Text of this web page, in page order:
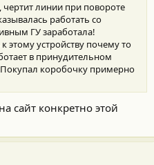
чертит линии при повороте
работать со
ГУ заработала!
устройству почему то
в принудительном
коробочку примерно
сайт конкретно этой